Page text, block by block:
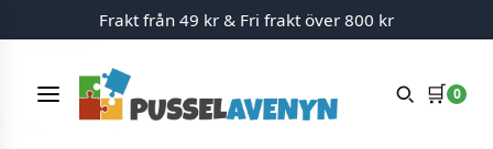
Hoppa till innehåll
Frakt från 49 kr & Fri frakt över 800 kr
Meny 🛒 0